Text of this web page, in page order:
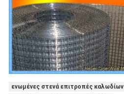
ενωμένες στενά επιτροπές καλωδίων